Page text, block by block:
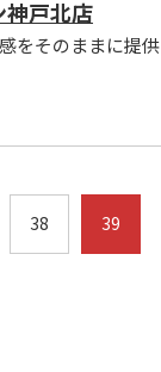
戸北店
をそのままに提供
38 39